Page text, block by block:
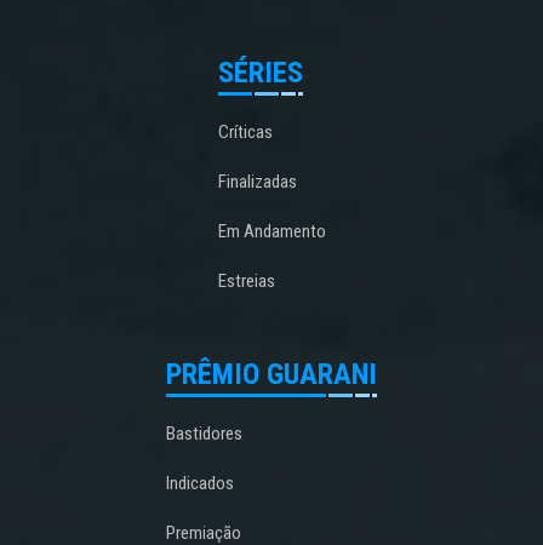
SÉRIES
Críticas
Finalizadas
Em Andamento
Estreias
PRÊMIO GUARANI
Bastidores
Indicados
Premiação